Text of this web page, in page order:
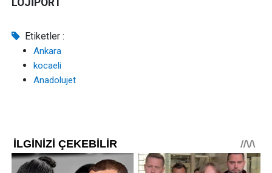
LOJİPORT
Etiketler :
Ankara
kocaeli
Anadolujet